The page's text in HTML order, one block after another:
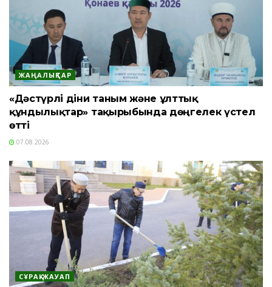
ЖАҢАЛЫҚТАР
«Дәстүрлі діни таным және ұлттық
құндылықтар» тақырыбында дөңгелек үстел
өтті
07.08.2026
СҰРАҚ-ЖАУАП